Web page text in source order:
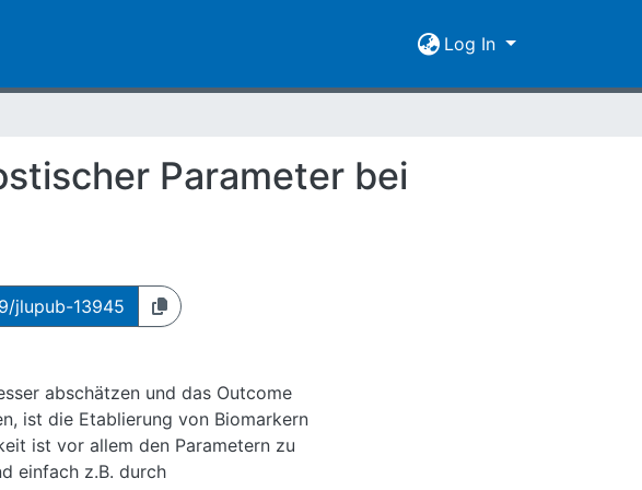
Log In
Parameter bei
jlupub-13945
abschätzen und das Outcome
ist die Etablierung von Biomarkern
ist vor allem den Parametern zu
einfach z.B. durch